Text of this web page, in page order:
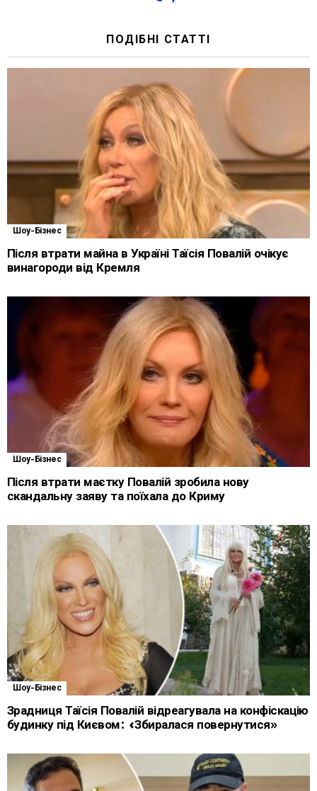
ПОДІБНІ СТАТТІ
Шоу-Бізнес
Після втрати майна в Україні Таїсія Повалій очікує
винагороди від Кремля
Шоу-Бізнес
Після втрати маєтку Повалій зробила нову
скандальну заяву та поїхала до Криму
Шоу-Бізнес
Зрадниця Таїсія Повалій відреагувала на конфіскацію
будинку під Києвом: «Збиралася повернутися»